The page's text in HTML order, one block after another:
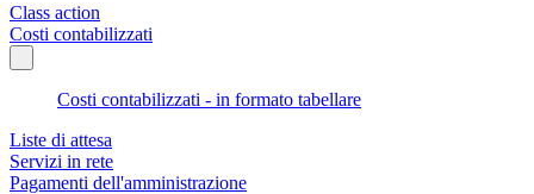
Class action
Costi contabilizzati
Costi contabilizzati - in formato tabellare
Liste di attesa
Servizi in rete
Pagamenti dell'amministrazione